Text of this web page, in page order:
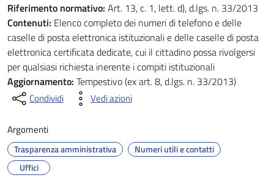
Riferimento normativo: Art. 13, c. 1, lett. d), d.lgs. n. 33/2013
Contenuti: Elenco completo dei numeri di telefono e delle
caselle di posta elettronica istituzionali e delle caselle di posta
elettronica certificata dedicate, cui il cittadino possa rivolgersi
per qualsiasi richiesta inerente i compiti istituzionali
Aggiornamento: Tempestivo (ex art. 8, d.lgs. n. 33/2013)
Condividi Vedi azioni
Argomenti
Trasparenza amministrativa
Numeri utili e contatti
Uffici